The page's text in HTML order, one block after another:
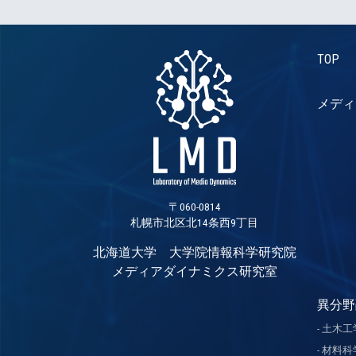
〒060-0814
札幌市北区北14条西9丁目
北海道大学 大学院情報科学研究院
メディアダイナミクス研究室
TOP
メデ
異分
土木工
材料科